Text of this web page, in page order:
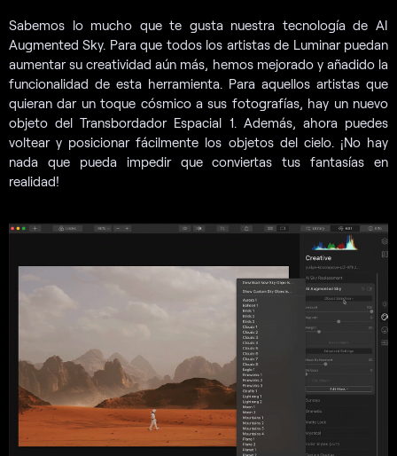
Sabemos lo mucho que te gusta nuestra tecnología de AI
Augmented Sky. Para que todos los artistas de Luminar puedan
aumentar su creatividad aún más, hemos mejorado y añadido la
funcionalidad de esta herramienta. Para aquellos artistas que
quieran dar un toque cósmico a sus fotografías, hay un nuevo
objeto del Transbordador Espacial 1. Además, ahora puedes
voltear y posicionar fácilmente los objetos del cielo. ¡No hay
nada que pueda impedir que conviertas tus fantasías en
realidad!